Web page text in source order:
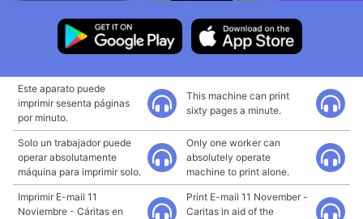
Este aparato puede
imprimir sesenta páginas
por minuto.
This machine can print
sixty pages a minute.
Solo un trabajador puede
operar absolutamente
máquina para imprimir solo.
Only one worker can
absolutely operate
machine to print alone.
Imprimir E-mail 11
Noviembre - Cáritas en
Print E-mail 11 November -
Caritas in aid of the